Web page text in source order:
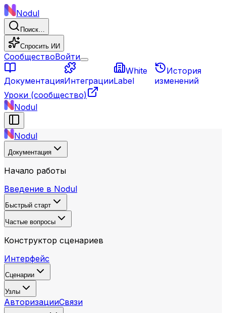
Nodul
Поиск…
Спросить ИИ
СообществоВойти
ДокументацияИнтеграции
White
Label
История
изменений
Уроки (сообщество)
Nodul
Nodul
Документация
Начало работы
Введение в Nodul
Быстрый старт
Частые вопросы
Конструктор сценариев
Интерфейс
Сценарии
Узлы
АвторизацииСвязи